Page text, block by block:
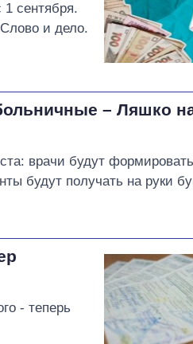
сентября.
и дело.
– Ляшко
врачи будут формировать
будут получать на руки
- теперь